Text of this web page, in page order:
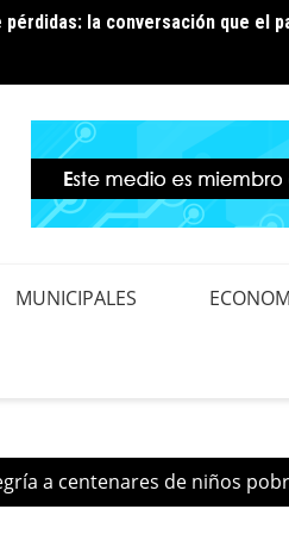
la conversación que el
de los circuitos EBRI07 y
la red de distribución
MUNICIPALES
a centenares de niños